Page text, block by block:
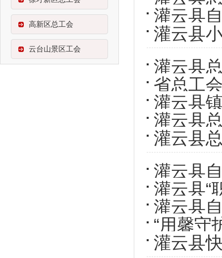
高新区总工会
云台山景区工会
类司机“
灌云县
工”走访
灌云县
活动
灌云县
午节 情
省总工
灌云县
灌云县
心保障
灌云县
灌云县
季”职工
灌云县“
灌云县
保险，
“用馨守
健康专
灌云县